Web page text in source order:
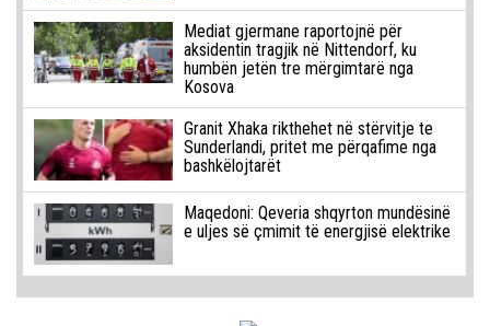
Mediat gjermane raportojnë për
aksidentin tragjik në Nittendorf, ku
humbën jetën tre mërgimtarë nga
Kosova
Granit Xhaka rikthehet në stërvitje te
Sunderlandi, pritet me përqafime nga
bashkëlojtarët
Maqedoni: Qeveria shqyrton mundësinë
e uljes së çmimit të energjisë elektrike